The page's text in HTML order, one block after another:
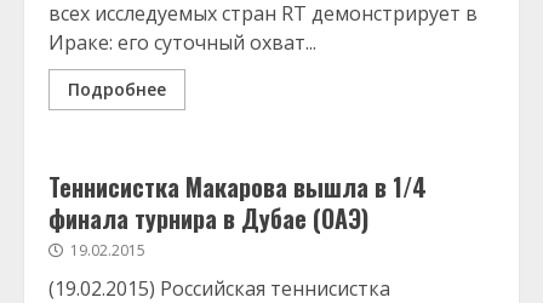
всех исследуемых стран RT демонстрирует в
Ираке: его суточный охват...
Подробнее
Теннисистка Макарова вышла в 1/4
финала турнира в Дубае (ОАЭ)
19.02.2015
(19.02.2015) Российская теннисистка